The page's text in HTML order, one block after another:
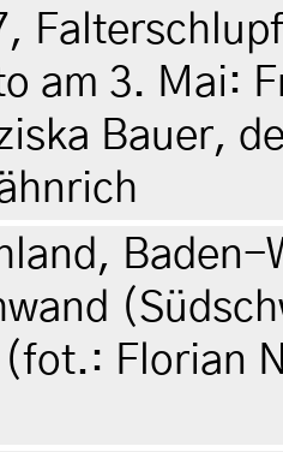
am 3. Mai:
Bauer,
Baden-
(fot.: Florian